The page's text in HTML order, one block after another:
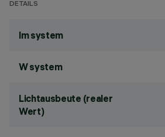
DETAILS
lm system
W system
Lichtausbeute (realer
Wert)